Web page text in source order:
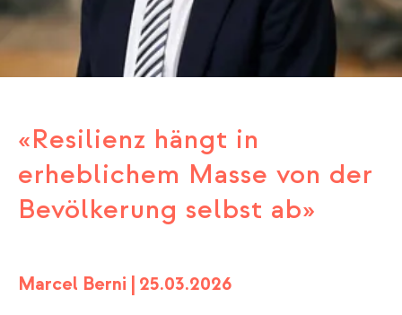
«Resilienz hängt in
erheblichem Masse von der
Bevölkerung selbst ab»
Marcel Berni | 25.03.2026